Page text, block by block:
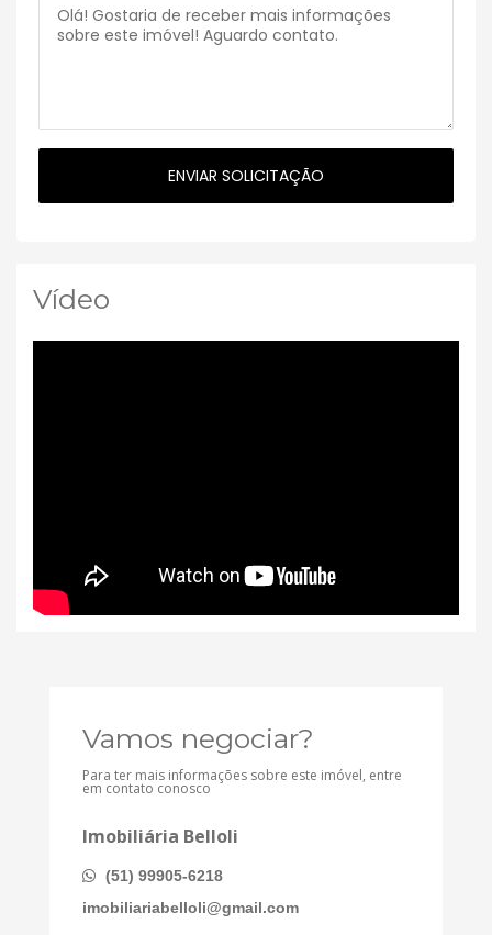
Vídeo
Vamos negociar?
Para ter mais informações sobre este imóvel, entre
em contato conosco
Imobiliária Belloli
(51) 99905-6218
imobiliariabelloli@gmail.com